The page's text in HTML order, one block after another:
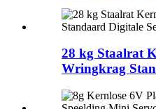
28 kg Staalrat
Wringkrag